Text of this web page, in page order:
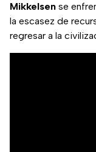
Mikkelsen se
la escasez de
regresar a la